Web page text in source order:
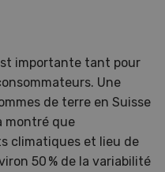
importante tant pour
Une
de terre en Suisse
montré que
climatiques et lieu de
50 % de la variabilité